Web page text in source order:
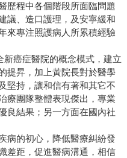
歷程中各個階段所面臨問題
議、造口護理，及安寧緩和
來專注照護病人所累積經驗
癌症醫院的概念模式，建立
提昇，加上黃院長對於醫學
堅持，讓和信有著和其它不
療團隊整體表現傑出，專業
良結果；另一方面在國內社
病的初心，降低醫療糾紛發
差距，促進醫病溝通，相信